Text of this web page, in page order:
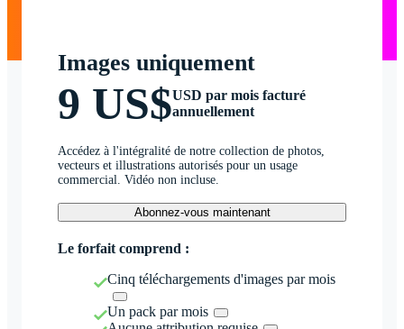
Images uniquement
9 US$USD par mois facturé
annuellement
Accédez à l'intégralité de notre collection de photos,
vecteurs et illustrations autorisés pour un usage
commercial. Vidéo non incluse.
Abonnez-vous maintenant
Le forfait comprend :
Cinq téléchargements d'images par mois
Un pack par mois